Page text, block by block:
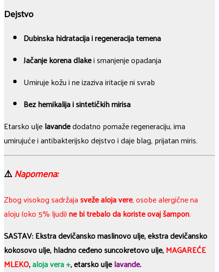
Dejstvo
Dubinska hidratacija i regeneracija temena
Jačanje korena dlakei smanjenje opadanja
Umiruje kožu i ne izaziva iritacije ni svrab
Bez hemikalija i sintetičkih mirisa
Etarsko uljelavandedodatno pomaže regeneraciju, ima
umirujuće i antibakterijsko dejstvo i daje blag, prijatan miris.
⚠️Napomena:
Zbog visokog sadržajasveže aloja vere, osobe alergične na
aloju (oko 5% ljudi)ne bi trebalo da koriste ovaj šampon.
SASTAV: Ekstra devičansko maslinovo ulje, ekstra devičansko
kokosovo ulje, hladno ceđeno suncokretovo ulje,MAGAREĆE
MLEKO,aloja vera +, etarsko uljelavande.